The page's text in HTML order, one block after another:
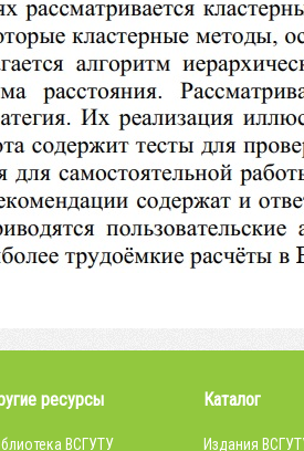
ресурсы
ВСГУТУ
Каталог
Издания